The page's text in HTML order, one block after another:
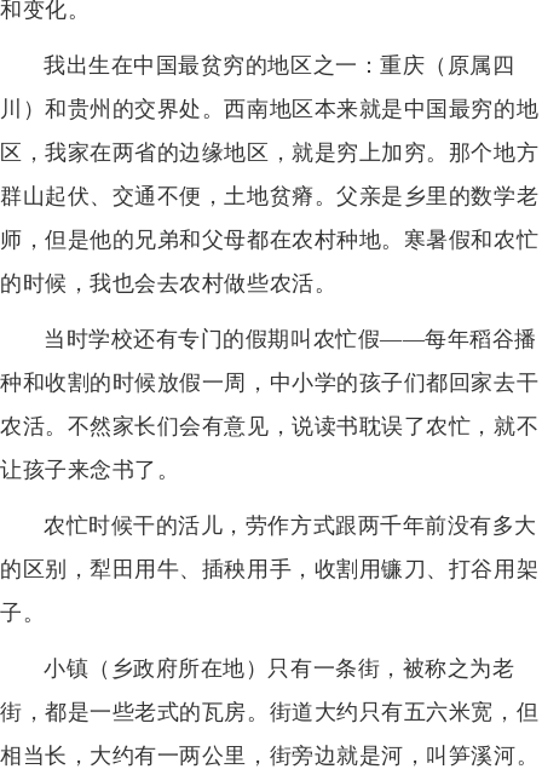
和变化。
我出生在中国最贫穷的地区之一：重庆（原属四
川）和贵州的交界处。西南地区本来就是中国最穷的地
区，我家在两省的边缘地区，就是穷上加穷。那个地方
群山起伏、交通不便，土地贫瘠。父亲是乡里的数学老
师，但是他的兄弟和父母都在农村种地。寒暑假和农忙
的时候，我也会去农村做些农活。
当时学校还有专门的假期叫农忙假——每年稻谷播
种和收割的时候放假一周，中小学的孩子们都回家去干
农活。不然家长们会有意见，说读书耽误了农忙，就不
让孩子来念书了。
农忙时候干的活儿，劳作方式跟两千年前没有多大
的区别，犁田用牛、插秧用手，收割用镰刀、打谷用架
子。
小镇（乡政府所在地）只有一条街，被称之为老
街，都是一些老式的瓦房。街道大约只有五六米宽，但
相当长，大约有一两公里，街旁边就是河，叫笋溪河。